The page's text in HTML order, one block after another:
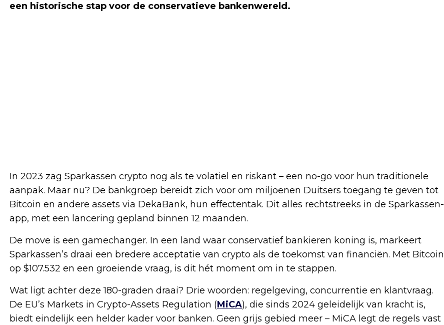
een historische stap voor de conservatieve bankenwereld.
In 2023 zag Sparkassen crypto nog als te volatiel en riskant – een no-go voor hun traditionele
aanpak. Maar nu? De bankgroep bereidt zich voor om miljoenen Duitsers toegang te geven tot
Bitcoin en andere assets via DekaBank, hun effectentak. Dit alles rechtstreeks in de Sparkassen-
app, met een lancering gepland binnen 12 maanden.
De move is een gamechanger. In een land waar conservatief bankieren koning is, markeert
Sparkassen’s draai een bredere acceptatie van crypto als de toekomst van financiën. Met Bitcoin
op $107.532 en een groeiende vraag, is dit hét moment om in te stappen.
Wat ligt achter deze 180-graden draai? Drie woorden: regelgeving, concurrentie en klantvraag.
De EU’s Markets in Crypto-Assets Regulation (MiCA), die sinds 2024 geleidelijk van kracht is,
biedt eindelijk een helder kader voor banken. Geen grijs gebied meer – MiCA legt de regels vast